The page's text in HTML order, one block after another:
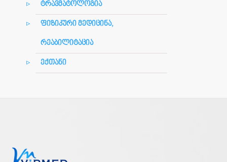
ტრავმატოლოგია
ფიზიკური მედიცინა,
რეაბილიტაცია
ექთანი